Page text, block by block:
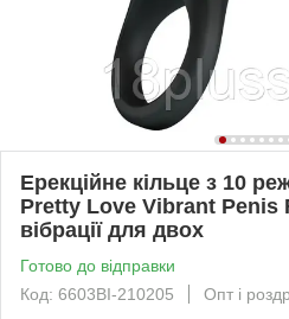
Ерекційне кільце з 10
Pretty Love Vibrant
вібрації для двох
Готово до відправки
Код: 6603BI-210205
Опт і